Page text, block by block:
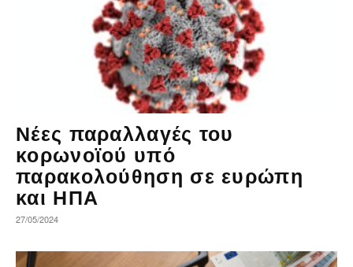
Νέες παραλλαγές του
κορωνοϊού υπό
παρακολούθηση σε ευρώπη
και ΗΠΑ
27/05/2024